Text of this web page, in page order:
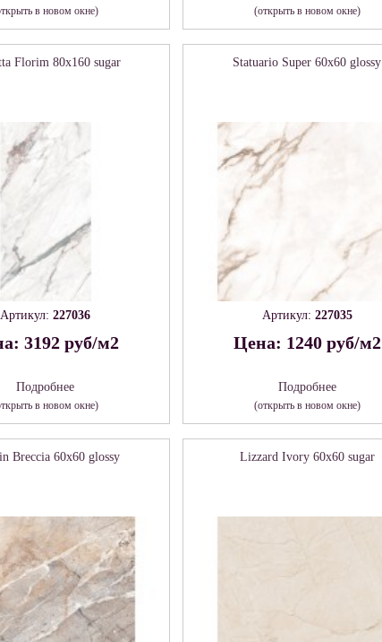
в новом окне) (открыть в новом окне)
Florim 80х160 sugar
Артикул:227036
3192 руб/м2
Подробнее
в новом окне)
Statuario Super 60х60 glossy
Артикул: 227035
Цена: 1240 руб/м2
Подробнее
(открыть в новом окне)
Breccia 60х60 glossy Lizzard Ivory 60х60 sugar